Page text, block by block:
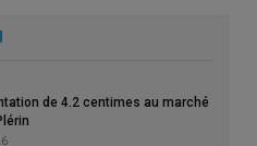
en 2026
de 4.2 centimes au marché